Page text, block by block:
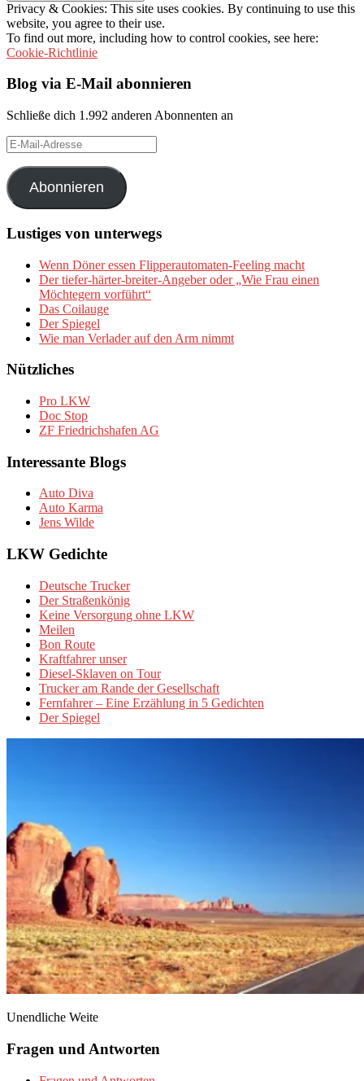
Privacy & Cookies: This site uses cookies. By continuing to use this
website, you agree to their use.
To find out more, including how to control cookies, see here:
Cookie-Richtlinie
Blog via E-Mail abonnieren
Schließe dich 1.992 anderen Abonnenten an
E-
Mail-
Adresse
Abonnieren
Lustiges von unterwegs
Wenn Döner essen Flipperautomaten-Feeling macht
Der tiefer-härter-breiter-Angeber oder „Wie Frau einen
Möchtegern vorführt“
Das Coilauge
Der Spiegel
Wie man Verlader auf den Arm nimmt
Nützliches
Pro LKW
Doc Stop
ZF Friedrichshafen AG
Interessante Blogs
Auto Diva
Auto Karma
Jens Wilde
LKW Gedichte
Deutsche Trucker
Der Straßenkönig
Keine Versorgung ohne LKW
Meilen
Bon Route
Kraftfahrer unser
Diesel-Sklaven on Tour
Trucker am Rande der Gesellschaft
Fernfahrer – Eine Erzählung in 5 Gedichten
Der Spiegel
Unendliche Weite
Fragen und Antworten